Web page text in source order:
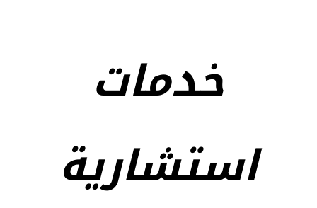
خدمات
استشارية